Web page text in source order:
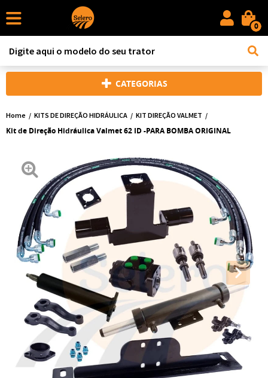
0
CATEGORIAS
Home KITS DE DIREÇÃO HIDRÁULICA KIT DIREÇÃO VALMET
Kit de Direção Hidráulica Valmet 62 ID -PARA BOMBA ORIGINAL